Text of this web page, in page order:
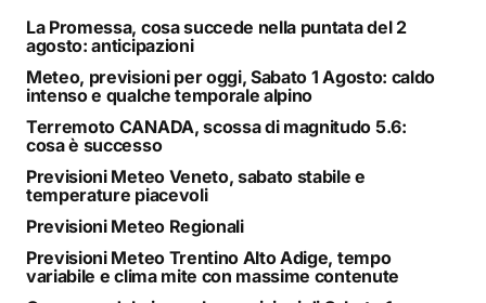
La Promessa, cosa succede nella puntata del 2
agosto: anticipazioni
Meteo, previsioni per oggi, Sabato 1 Agosto: caldo
intenso e qualche temporale alpino
Terremoto CANADA, scossa di magnitudo 5.6:
cosa è successo
Previsioni Meteo Veneto, sabato stabile e
temperature piacevoli
Previsioni Meteo Regionali
Previsioni Meteo Trentino Alto Adige, tempo
variabile e clima mite con massime contenute